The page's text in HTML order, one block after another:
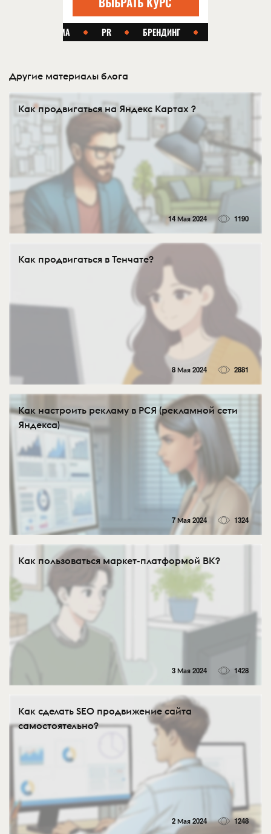
Другие материалы блога
Как продвигаться на Яндекс Картах ?
14 Мая 2024 1190
Как продвигаться в Тенчате?
8 Мая 2024 2881
Как настроить рекламу в РСЯ (рекламной сети
Яндекса)
7 Мая 2024 1324
Как пользоваться маркет-платформой ВК?
3 Мая 2024 1428
Как сделать SEO продвижение сайта
самостоятельно?
2 Мая 2024 1248